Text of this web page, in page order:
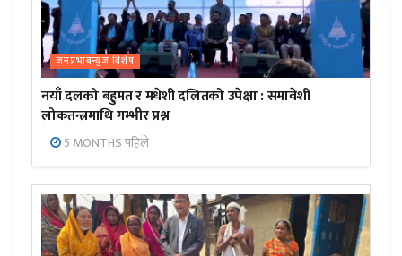
जनप्रभाबन्युज विशेष
नयाँ दलको बहुमत र मधेशी दलितको उपेक्षा : समावेशी
लोकतन्त्रमाथि गम्भीर प्रश्न
5 MONTHS पहिले